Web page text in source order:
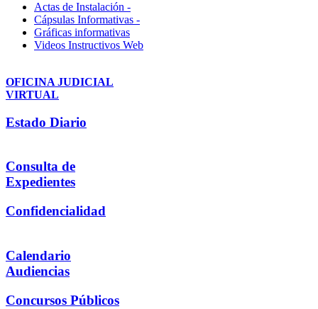
Actas de Instalación -
Cápsulas Informativas -
Gráficas informativas
Videos Instructivos Web
OFICINA JUDICIAL
VIRTUAL
Estado Diario
Consulta de
Expedientes
Confidencialidad
Calendario
Audiencias
Concursos Públicos